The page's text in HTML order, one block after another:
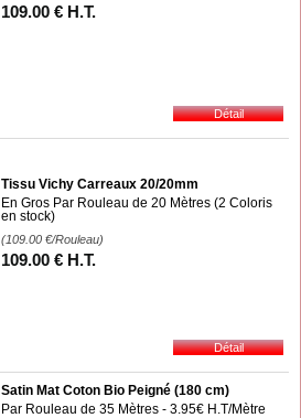
109.00 € H.T.
Tissu Vichy Carreaux 20/20mm
En Gros Par Rouleau de 20 Mètres (2 Coloris
en stock)
(109.00 €/Rouleau)
109.00 € H.T.
Satin Mat Coton Bio Peigné (180 cm)
Par Rouleau de 35 Mètres - 3.95€ H.T/Mètre